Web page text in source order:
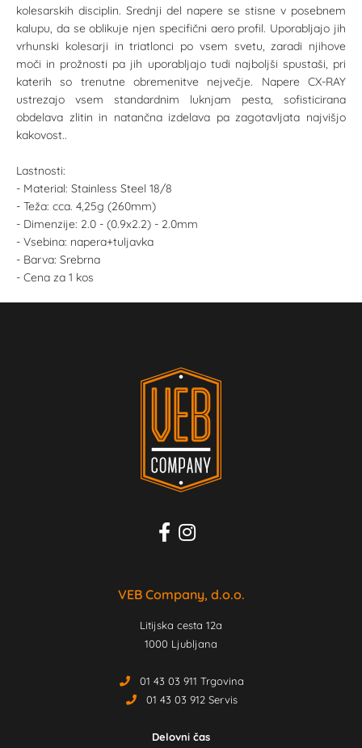
kolesarskih disciplin. Srednji del napere se stisne v posebnem
kalupu, da se oblikuje njen specifični aero profil. Uporabljajo jih
vrhunski kolesarji in triatlonci po vsem svetu, zaradi njihove
moči in prožnosti pa jih uporabljajo tudi najboljši spustaši, pri
katerih so trenutne obremenitve nejvečje. Napere CX-RAY
ustrezajo vsem standardnim luknjam pesta, sofisticirana
obdelava zlitin in natančna izdelava pa zagotavljata najvišjo
kakovost..
Lastnosti:
- Material: Stainless Steel 18/8
- Teža: cca. 4,25g (260mm)
- Dimenzije: 2.0 - (0.9x2.2) - 2.0mm
- Vsebina: napera+tuljavka
- Barva: Srebrna
- Cena za 1 kos
VEB Company, d.o.o.
Litijska cesta 12a
1000 Ljubljana
01 43 03 911 Trgovina
01 43 03 912 Servis
Delovni čas